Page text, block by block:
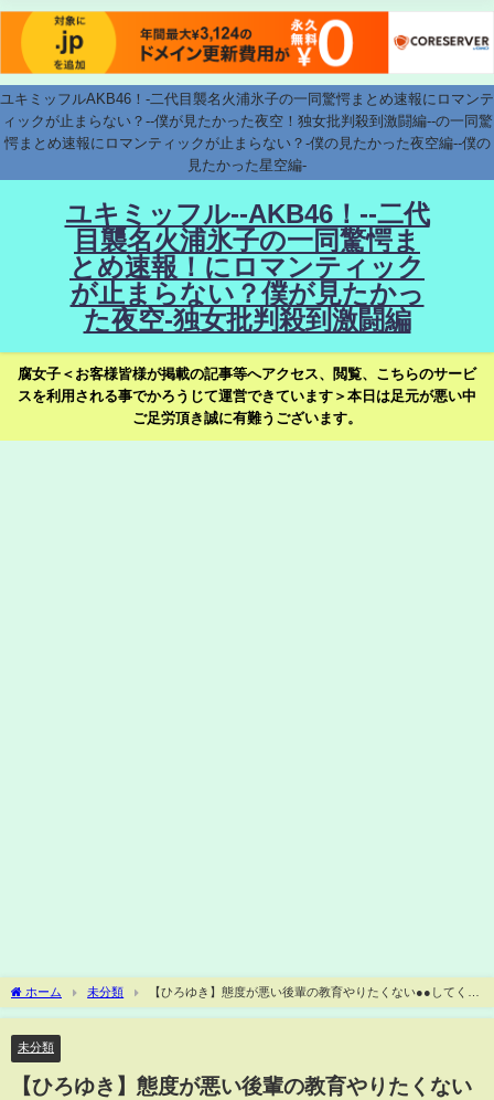
ユキミッフルAKB46！-二代目襲名火浦氷子の一同驚愕まとめ速報にロマンテ
ィックが止まらない？--僕が見たかった夜空！独女批判殺到激闘編--の一同驚
愕まとめ速報にロマンティックが止まらない？-僕の見たかった夜空編--僕の
見たかった星空編-
ユキミッフル--AKB46！--二代
目襲名火浦氷子の一同驚愕ま
とめ速報！にロマンティック
が止まらない？僕が見たかっ
た夜空-独女批判殺到激闘編
腐女子＜お客様皆様が掲載の記事等へアクセス、閲覧、こちらのサービ
スを利用される事でかろうじて運営できています＞本日は足元が悪い中
ご足労頂き誠に有難うございます。
ホーム 未分類
【ひろゆき】態度が悪い後輩の教育やりたくない●●してくだ
さい！#shorts
未分類
【ひろゆき】態度が悪い後輩の教育やりたくない